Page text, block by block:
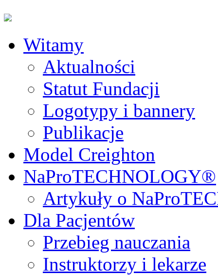
Witamy
Aktualności
Statut Fundacji
Logotypy i bannery
Publikacje
Model Creighton
NaProTECHNOLOGY®
Artykuły o
Dla Pacjentów
Przebieg nauczania
Instruktorzy i lekarze